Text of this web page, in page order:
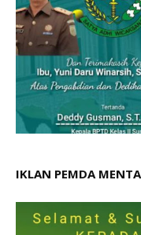
IKLAN PEMDA